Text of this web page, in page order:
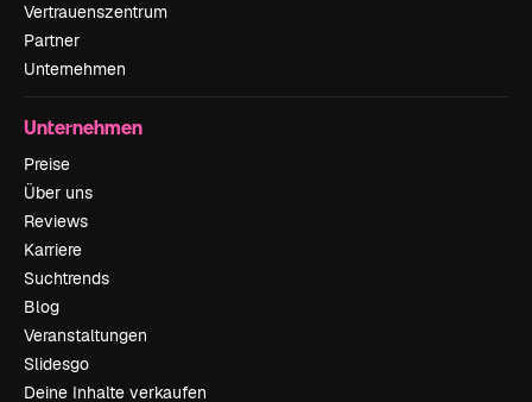
Vertrauenszentrum
Partner
Unternehmen
Unternehmen
Preise
Über uns
Reviews
Karriere
Suchtrends
Blog
Veranstaltungen
Slidesgo
Deine Inhalte verkaufen